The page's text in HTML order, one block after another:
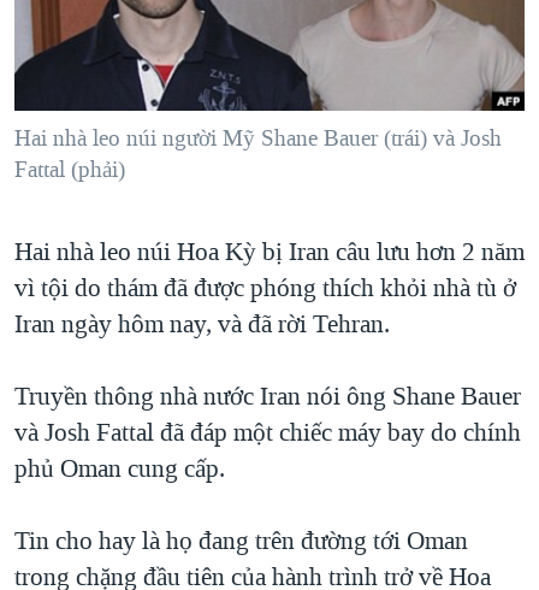
"Tìm"
NGƯỜI VIỆT HẢI NGOẠI
ĐỜI SỐNG
KINH TẾ
VĂN HOÁ
THỂ THAO
GIÁO DỤC
HÀNH TRÌNH BẦU CỬ 2024
MỘT NĂM CHIẾN TRANH TẠI DẢI GAZA
GIẢI MÃ VÀNH ĐAI & CON ĐƯỜNG
NGÀY TỊ NẠN THẾ GIỚI
GROUND ZERO – XƯA VÀ NAY
THƯỢNG ĐỈNH TRUMP-KIM TẠI VIỆT NAM
TRỊNH VĨNH BÌNH VS. CHÍNH PHỦ VIỆT NAM
NGƯ DÂN VIỆT VÀ LÀN SÓNG TRỘM HẢI SÂM
QUAN HỆ VIỆT MỸ
VIDEO
NGHE
MẠNG XÃ HỘI
Ngôn ngữ khác
Hai nhà leo núi người Mỹ Shane Bauer (trái) và Josh
Fattal (phải)
Hai nhà leo núi Hoa Kỳ bị Iran câu lưu hơn 2 năm
vì tội do thám đã được phóng thích khỏi nhà tù ở
Iran ngày hôm nay, và đã rời Tehran.
Truyền thông nhà nước Iran nói ông Shane Bauer
và Josh Fattal đã đáp một chiếc máy bay do chính
phủ Oman cung cấp.
Tin cho hay là họ đang trên đường tới Oman
trong chặng đầu tiên của hành trình trở về Hoa